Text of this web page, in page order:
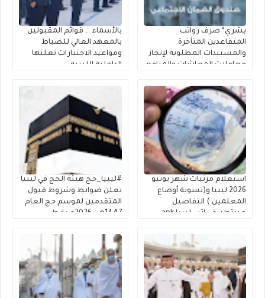
بشري* صرف رواتب
المتقاعدين المتأخرة
والمستندات المطلوبة لإنجاز
معاملات المعاشات والمنافع
بالأسماء .. قوائم المقبولين
بالمعهد العالي للضباط
ومواعيد الاختبارات تعلنها
الداخلية الليبية
استعلام مرتبات شهر يونيو
2026 ليبيا و(تسوية أوضاع
المعلمين ) التفاصيل
عبرتطبيق راتبي ليبيا apk
#ليبيا_حج هيئة الحج في ليبيا
تعلن ضوابط وشروط قبول
المتقدمين لموسم حج العام
1447هـ – 2026م رابط